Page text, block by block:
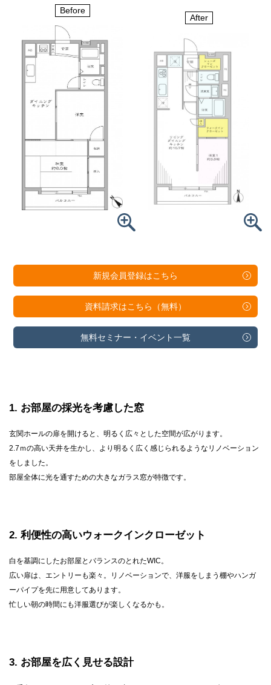
Before
After
新規会員登録はこちら
資料請求はこちら（無料）
無料セミナー・ イベント一覧
1 お部屋の採光を考慮した窓
玄関ホールの扉を開けると、明るく広々とした空間が広がります。
2.7ｍの高い天井を生かし、より明るく広く感じられるようなリノベーション
をしました。
部屋全体に光を通すための大きなガラス窓が特徴です。
2 利便性の高いウォークインクローゼット
白を基調にしたお部屋とバランスのとれたWIC。
広い扉は、エントリーも楽々。リノベーションで、洋服をしまう棚やハンガ
ーパイプを先に用意してあります。
忙しい朝の時間にも洋服選びが楽しくなるかも。
3 お部屋を広く見せる設計